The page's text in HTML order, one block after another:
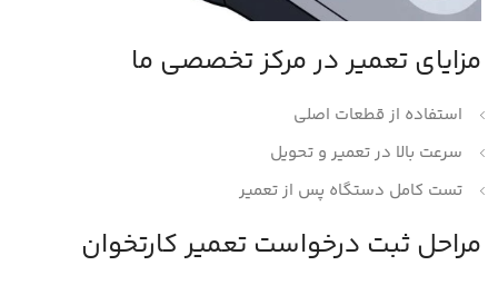
مزایای تعمیر در مرکز تخصصی ما
استفاده از قطعات اصلی
سرعت بالا در تعمیر و تحویل
تست کامل دستگاه پس از تعمیر
مراحل ثبت درخواست تعمیر کارتخوان